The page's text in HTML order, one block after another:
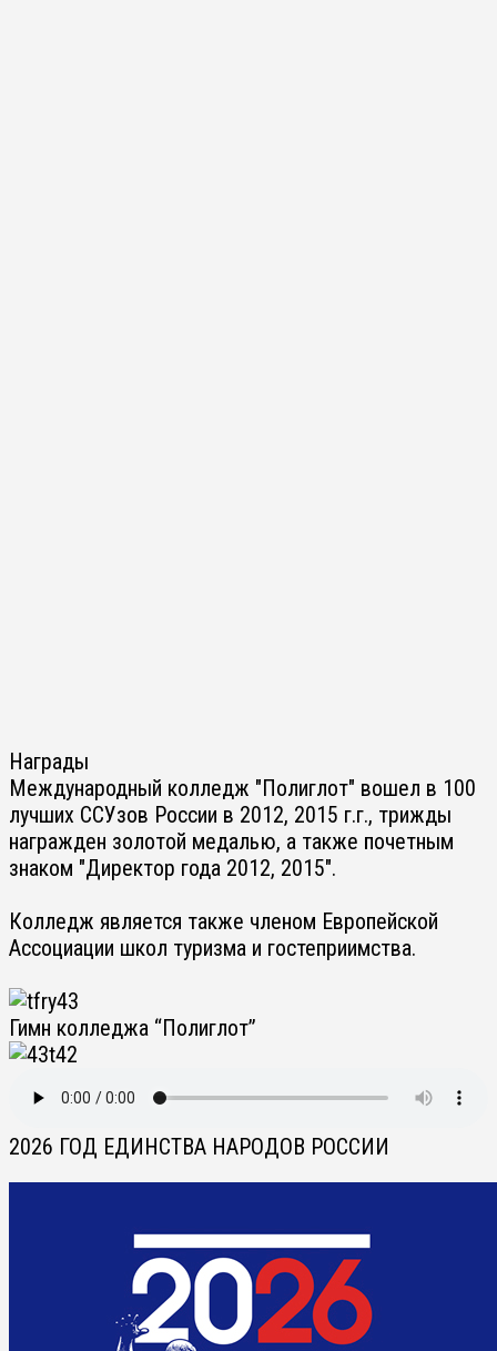
Награды
Международный колледж "Полиглот" вошел в 100
лучших ССУзов России в 2012, 2015 г.г., трижды
награжден золотой медалью, а также почетным
знаком "Директор года 2012, 2015".
Колледж является также членом Европейской
Ассоциации школ туризма и гостеприимства.
Гимн колледжа “Полиглот”
2026 ГОД ЕДИНСТВА НАРОДОВ РОССИИ